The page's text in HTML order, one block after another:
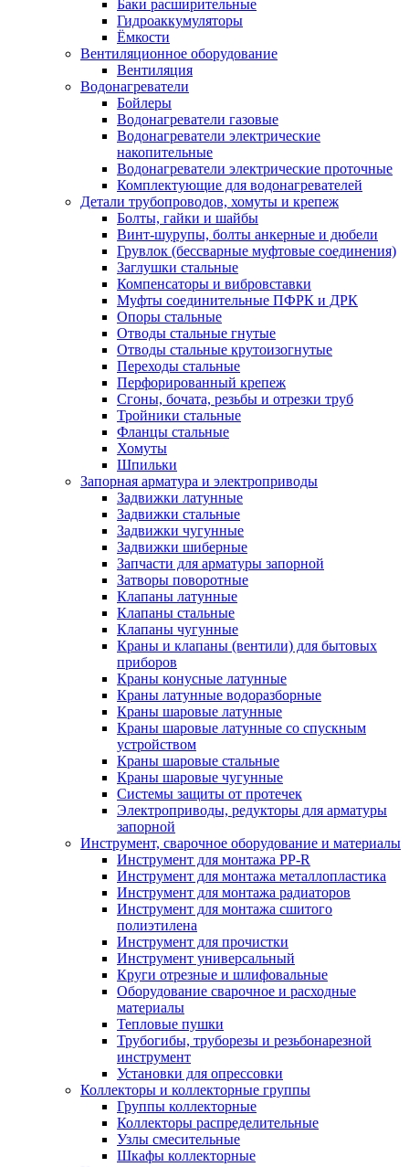
Баки расширительные
Гидроаккумуляторы
Ёмкости
Вентиляционное оборудование
Вентиляция
Водонагреватели
Бойлеры
Водонагреватели газовые
Водонагреватели электрические
накопительные
Водонагреватели электрические проточные
Комплектующие для водонагревателей
Детали трубопроводов, хомуты и крепеж
Болты, гайки и шайбы
Винт-шурупы, болты анкерные и дюбели
Грувлок (бессварные муфтовые соединения)
Заглушки стальные
Компенсаторы и вибровставки
Муфты соединительные ПФРК и ДРК
Опоры стальные
Отводы стальные гнутые
Отводы стальные крутоизогнутые
Переходы стальные
Перфорированный крепеж
Сгоны, бочата, резьбы и отрезки труб
Тройники стальные
Фланцы стальные
Хомуты
Шпильки
Запорная арматура и электроприводы
Задвижки латунные
Задвижки стальные
Задвижки чугунные
Задвижки шиберные
Запчасти для арматуры запорной
Затворы поворотные
Клапаны латунные
Клапаны стальные
Клапаны чугунные
Краны и клапаны (вентили) для бытовых
приборов
Краны конусные латунные
Краны латунные водоразборные
Краны шаровые латунные
Краны шаровые латунные со спускным
устройством
Краны шаровые стальные
Краны шаровые чугунные
Системы защиты от протечек
Электроприводы, редукторы для арматуры
запорной
Инструмент, сварочное оборудование и материалы
Инструмент для монтажа PP-R
Инструмент для монтажа металлопластика
Инструмент для монтажа радиаторов
Инструмент для монтажа сшитого
полиэтилена
Инструмент для прочистки
Инструмент универсальный
Круги отрезные и шлифовальные
Оборудование сварочное и расходные
материалы
Тепловые пушки
Трубогибы, труборезы и резьбонарезной
инструмент
Установки для опрессовки
Коллекторы и коллекторные группы
Группы коллекторные
Коллекторы распределительные
Узлы смесительные
Шкафы коллекторные